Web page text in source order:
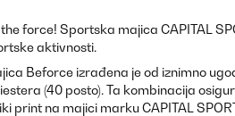
force! Sportska majica CAPITAL
aktivnosti.
Beforce izrađena je od iznimno
(40 posto). Ta kombinacija
print na majici marku CAPITAL